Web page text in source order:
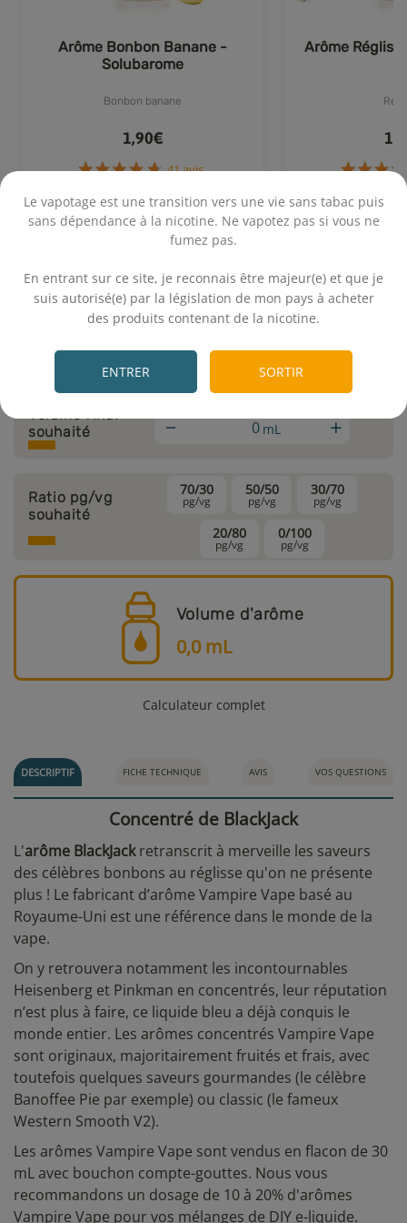
Le vapotage est une transition vers une vie sans tabac puis
sans dépendance à la nicotine. Ne vapotez pas si vous ne
fumez pas.
En entrant sur ce site, je reconnais être majeur(e) et que je
suis autorisé(e) par la législation de mon pays à acheter
des produits contenant de la nicotine.
ENTRER SORTIR
Arôme Bonbon Banane -
Solubarome
Bonbon banane
1,90€
41 avis
Achat rapide
Arôme
Calcul rapide
Volume final
souhaité
mL +
Ratio pg/vg
souhaité
70/30
pg/vg
50/50
pg/vg
30/70
pg/vg
20/80
pg/vg
0/100
pg/vg
Volume d'arôme
0,0mL
Calculateur complet
DESCRIPTIF FICHE TECHNIQUE AVIS VOS QUESTIONS
Concentré de BlackJack
L'arôme BlackJackretranscrit à merveille les saveurs
des célèbres bonbons au réglisse qu'on ne présente
plus ! Le fabricant d’arôme Vampire Vape basé au
Royaume-Uni est une référence dans le monde de la
vape.
On y retrouvera notamment les incontournables
Heisenberg et Pinkman en concentrés, leur réputation
n’est plus à faire, ce liquide bleu a déjà conquis le
monde entier. Les arômes concentrés Vampire Vape
sont originaux, majoritairement fruités et frais, avec
toutefois quelques saveurs gourmandes (le célèbre
Banoffee Pie par exemple) ou classic (le fameux
Western Smooth V2).
Les arômes Vampire Vape sont vendus en flacon de 30
mL avec bouchon compte-gouttes. Nous vous
recommandons un dosage de 10 à 20% d'arômes
Vampire Vape pour vos mélanges de DIY e-liquide.